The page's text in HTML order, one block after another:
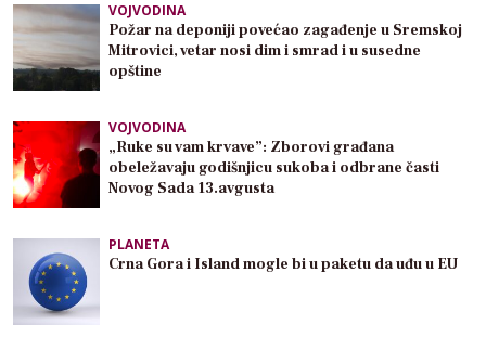
VOJVODINA
Požar na deponiji povećao zagađenje u Sremskoj
Mitrovici, vetar nosi dim i smrad i u susedne
opštine
VOJVODINA
„Ruke su vam krvave”: Zborovi građana
obeležavaju godišnjicu sukoba i odbrane časti
Novog Sada 13.avgusta
PLANETA
Crna Gora i Island mogle bi u paketu da uđu u EU